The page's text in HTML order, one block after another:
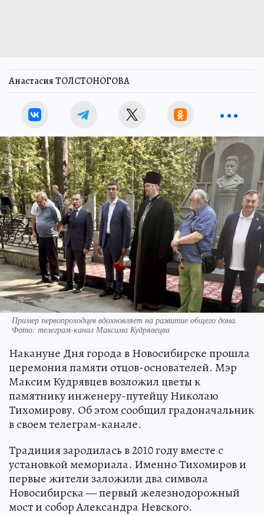
Анастасия ТОЛСТОНОГОВА
Пример первопроходцев вдохновляет на развитие общего дома.
Фото: телеграм-канал Максима Кудрявецва
Накануне Дня города в Новосибирске прошла
церемония памяти отцов-основателей. Мэр
Максим Кудрявцев возложил цветы к
памятнику инженеру-путейцу Николаю
Тихомирову. Об этом сообщил градоначальник
в своем телеграм-канале.
Традиция зародилась в 2010 году вместе с
установкой мемориала. Именно Тихомиров и
первые жители заложили два символа
Новосибирска — первый железнодорожный
мост и собор Александра Невского.